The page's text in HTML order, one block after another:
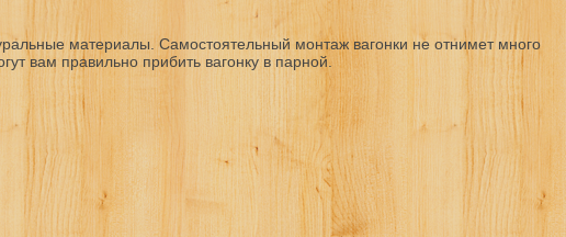
материалы. Самостоятельный монтаж вагонки не отнимет много
вам правильно прибить вагонку в парной.